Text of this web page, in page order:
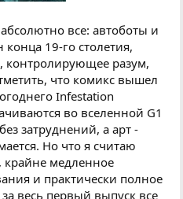
все: автоботы и
19-го столетия,
контролирующее разум,
что комикс вышел
Infestation
во вселенной G1
затруднений, а арт -
Но что я считаю
крайне медленное
и практически полное
за весь первый выпуск все